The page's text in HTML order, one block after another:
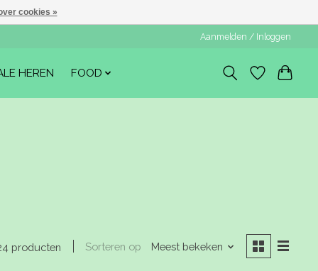
Aanmelden / Inloggen
HEREN FOOD
producten Sorteren op Meest bekeken
cookies »